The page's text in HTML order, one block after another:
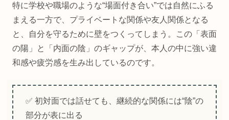
特に学校や職場のような“場面付き合い”では自然にふる
まえる一方で、プライベートな関係や友人関係となる
と、自分を守るために壁をつくってしまう。この「表面
の陽」と「内面の陰」のギャップが、本人の中に強い違
和感や疲労感を生み出しているのです。
✅ 初対面では話せても、継続的な関係には“陰”の
部分が表に出る